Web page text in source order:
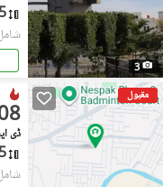
3
5 مرلہ
شامل
مقبول
5 مرلہ
شامل